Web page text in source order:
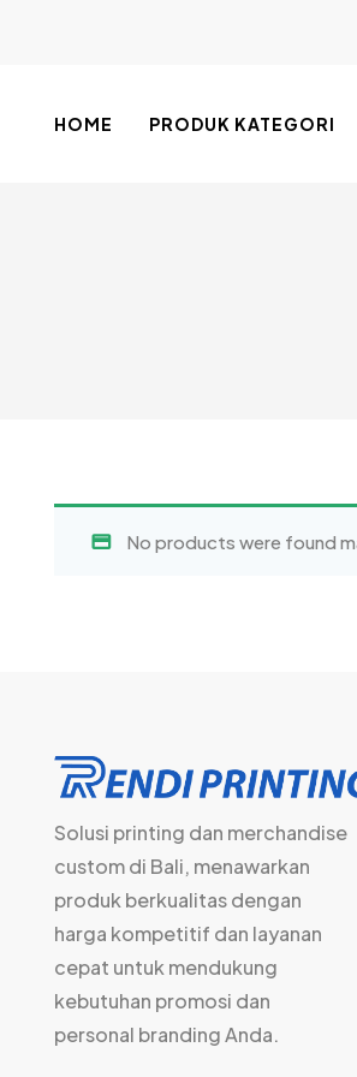
HOME PRODUK KATEGORI
No products were found
Solusi printing dan merchandise
custom di Bali, menawarkan
produk berkualitas dengan
harga kompetitif dan layanan
cepat untuk mendukung
kebutuhan promosi dan
personal branding Anda.